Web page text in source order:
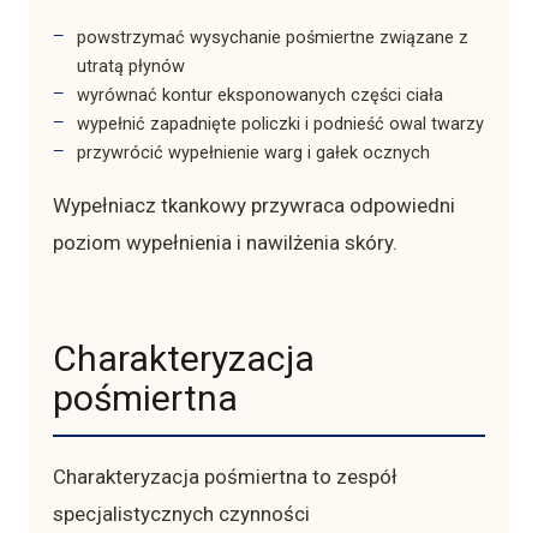
powstrzymać wysychanie pośmiertne związane z
utratą płynów
wyrównać kontur eksponowanych części ciała
wypełnić zapadnięte policzki i podnieść owal twarzy
przywrócić wypełnienie warg i gałek ocznych
Wypełniacz tkankowy przywraca odpowiedni
poziom wypełnienia i nawilżenia skóry.
Charakteryzacja
pośmiertna
Charakteryzacja pośmiertna to zespół
specjalistycznych czynności